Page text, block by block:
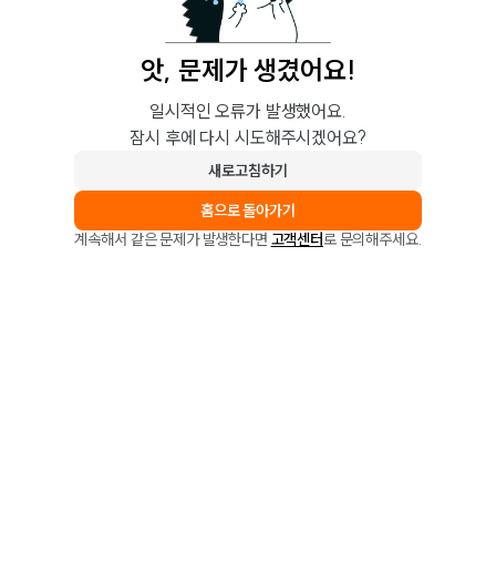
앗, 문제가 생겼어요!
일시적인 오류가 발생했어요.
잠시 후에 다시 시도해주시겠어요?
새로고침하기
홈으로 돌아가기
계속해서 같은 문제가 발생한다면 고객센터로 문의해주세요.